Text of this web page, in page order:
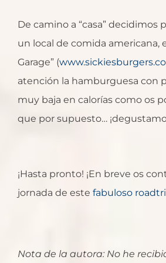
De camino a “casa” decidimos
un local de comida americana,
Garage” (
atención la hamburguesa con
muy baja en calorías como os
que por supuesto…
¡Hasta pronto! ¡En breve os
jornada de este fabuloso
Nota de la autora: No he